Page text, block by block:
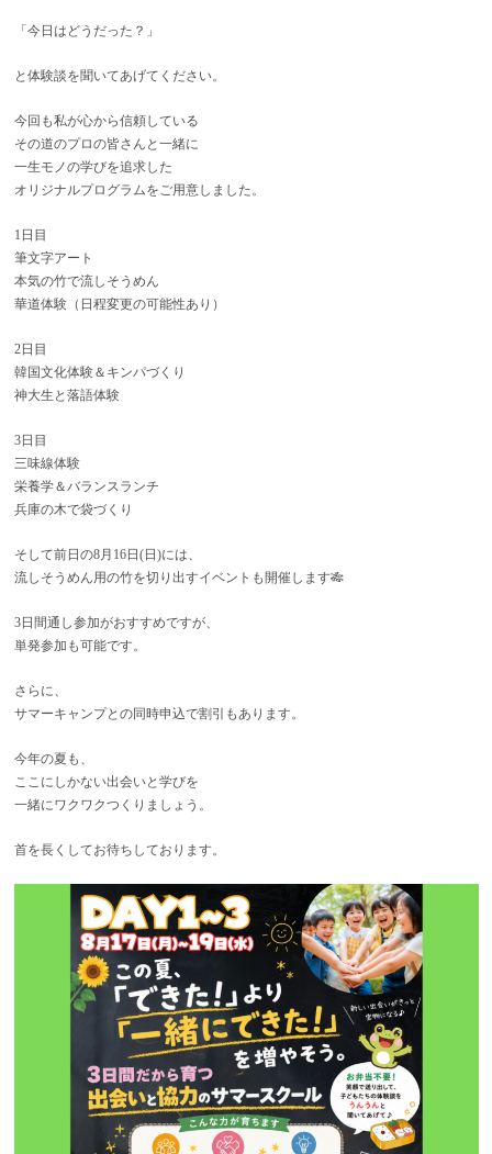
「今日はどうだった？」
と体験談を聞いてあげてください。
今回も私が心から信頼している
その道のプロの皆さんと一緒に
一生モノの学びを追求した
オリジナルプログラムをご用意しました。
1日目
筆文字アート
本気の竹で流しそうめん
華道体験（日程変更の可能性あり）
2日目
韓国文化体験＆キンパづくり
神大生と落語体験
3日目
三味線体験
栄養学＆バランスランチ
兵庫の木で袋づくり
そして前日の8月16日(日)には、
流しそうめん用の竹を切り出すイベントも開催します🎋
3日間通し参加がおすすめですが、
単発参加も可能です。
さらに、
サマーキャンプとの同時申込で割引もあります。
今年の夏も、
ここにしかない出会いと学びを
一緒にワクワクつくりましょう。
首を長くしてお待ちしております。